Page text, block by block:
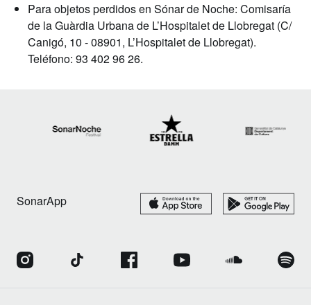
Para objetos perdidos en Sónar de Noche: Comisaría
de la Guàrdia Urbana de L’Hospitalet de Llobregat (C/
Canigó, 10 - 08901, L’Hospitalet de Llobregat).
Teléfono: 93 402 96 26.
SonarApp